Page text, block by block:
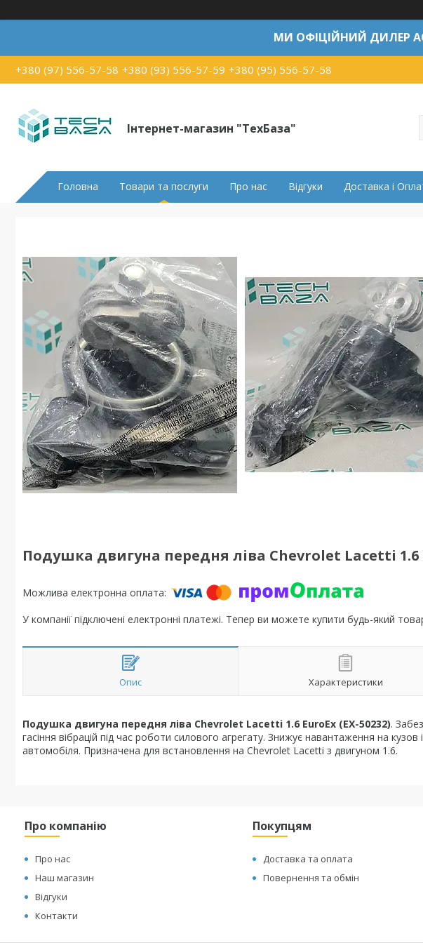
МИ ОФІЦІЙНИЙ ДИЛЕР
+380 (97) 556-57-58 +380 (93) 556-57-59 +380 (95) 556-57-58
Інтернет-магазин "ТехБаза"
Головна Товари та послуги Про нас Відгуки Доставка і
Подушка двигуна передня ліва Chevrolet Lacetti 1.6
У компанії підключені електронні платежі. Тепер ви можете купити будь-який
Опис Характеристики
Подушка двигуна передня ліва Chevrolet Lacetti 1.6 EuroEx (EX-50232).
гасіння вібрацій під час роботи силового агрегату. Знижує навантаження на
автомобіля. Призначена для встановлення на Chevrolet Lacetti з двигуном 1.6.
Про компанію
Про нас
Наш магазин
Відгуки
Контакти
Покупцям
Доставка та оплата
Повернення та обмін